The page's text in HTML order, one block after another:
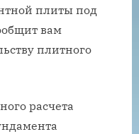
плиты под
вам
плитного
расчета